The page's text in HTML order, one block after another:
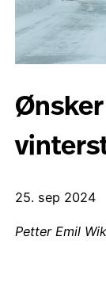
25. sep 2024
Petter Emil